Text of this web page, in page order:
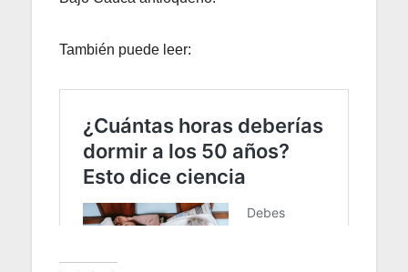
También puede leer: